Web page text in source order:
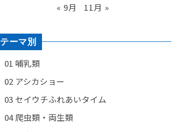
« 9月 11月 »
テーマ別
01 哺乳類
02 アシカショー
03 セイウチふれあいタイム
04 爬虫類・両生類